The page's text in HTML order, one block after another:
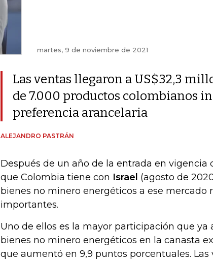
martes, 9 de noviembre de 2021
Las ventas llegaron a US$32,3
de 7.000 productos colombianos
preferencia arancelaria
ALEJANDRO PASTRÁN
Después de un año de la entrada en vigencia
que Colombia tiene con Israel (agosto de
bienes no minero energéticos a ese mercado
importantes.
Uno de ellos es la mayor participación que ya
bienes no minero energéticos en la canasta
que aumentó en 9,9 puntos porcentuales.